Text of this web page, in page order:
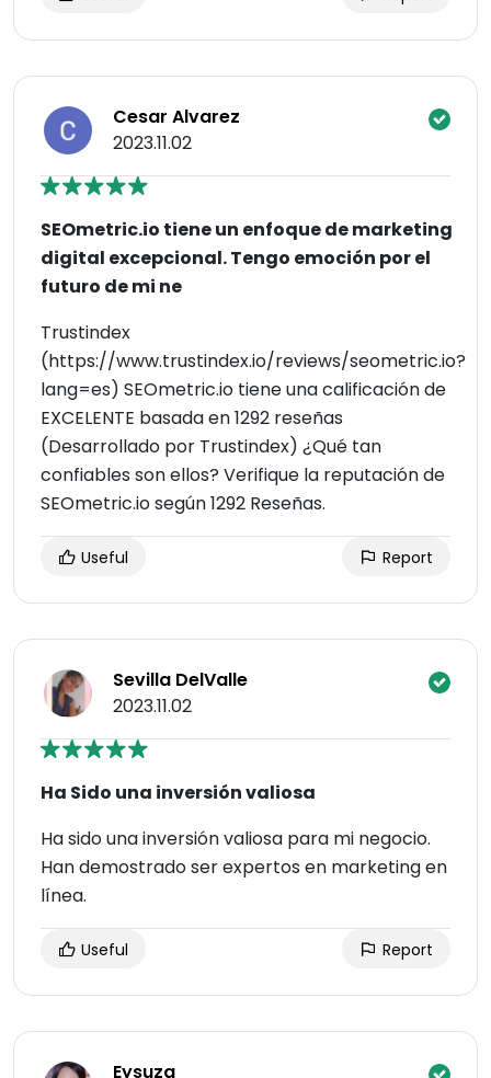
Cesar Alvarez
2023.11.02
SEOmetric.io tiene un enfoque de marketing
digital excepcional. Tengo emoción por el
futuro de mi ne
Trustindex
(https://www.trustindex.io/reviews/seometric.io?
lang=es) SEOmetric.io tiene una calificación de
EXCELENTE basada en 1292 reseñas
(Desarrollado por Trustindex) ¿Qué tan
confiables son ellos? Verifique la reputación de
SEOmetric.io según 1292 Reseñas.
Useful Report
Sevilla DelValle
2023.11.02
Ha Sido una inversión valiosa
Ha sido una inversión valiosa para mi negocio.
Han demostrado ser expertos en marketing en
línea.
Useful Report
Eysuza